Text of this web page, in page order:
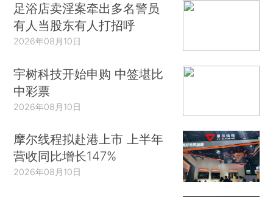
足浴店卖淫案牵出多名警员
有人当股东有人打招呼
2026年08月10日
宇树科技开始申购 中签堪比
中彩票
2026年08月10日
摩尔线程拟赴港上市 上半年
营收同比增长147%
2026年08月10日